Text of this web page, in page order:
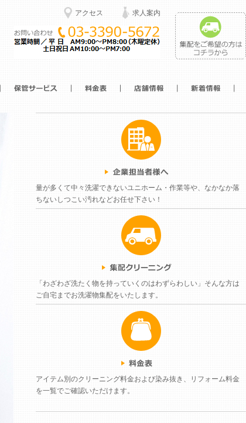
求人案内
アクセス
量が多くて中々洗濯できないユニホーム・作業等や、なかなか落
ちないしつこい汚れなどお任せ下さい！
「わざわざ洗たく物を持っていくのはわずらわしい」そんな方は
ご自宅までお洗濯物集配をいたします。
アイテム別のクリーニング料金および染み抜き、リフォーム料金
を一覧でご確認いただけます。